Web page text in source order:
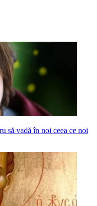
să vadă în noi ceea ce noi